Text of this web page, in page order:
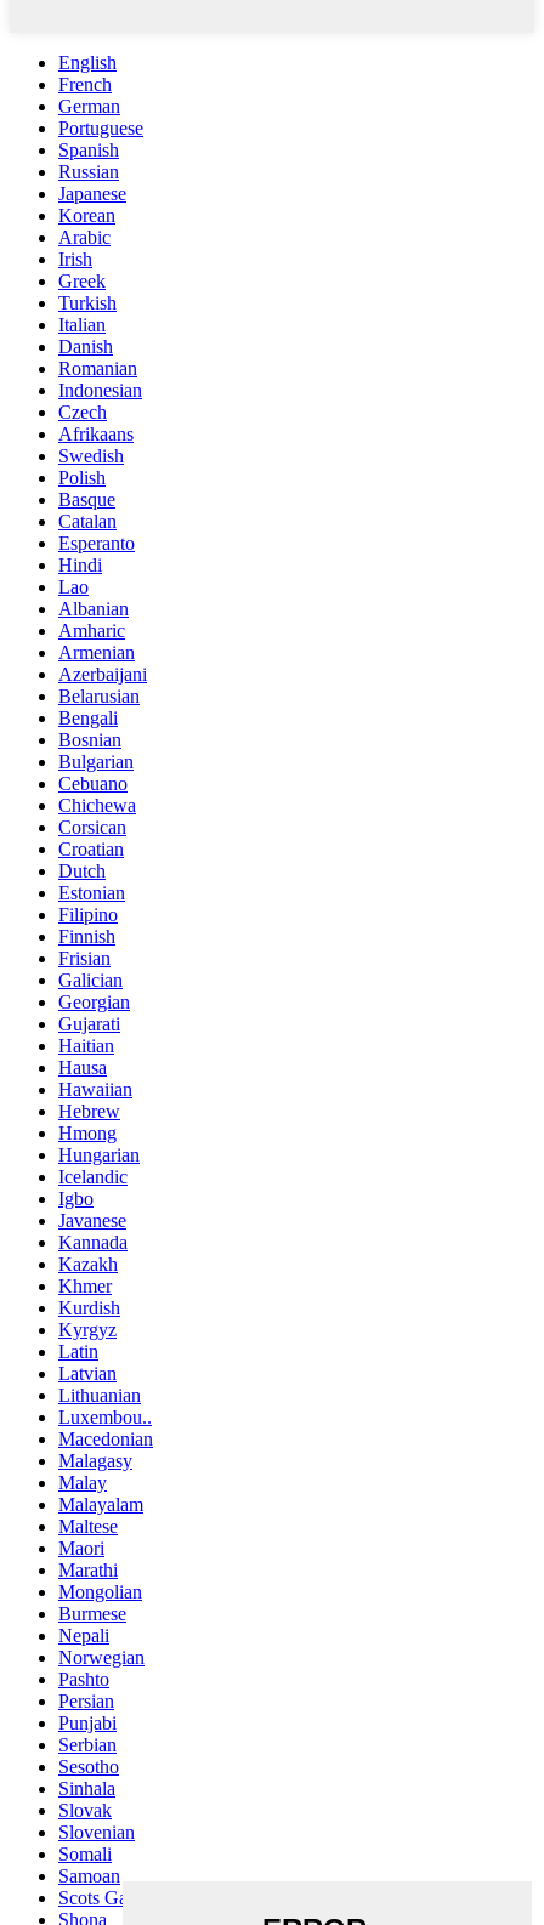
English
French
German
Portuguese
Spanish
Russian
Japanese
Korean
Arabic
Irish
Greek
Turkish
Italian
Danish
Romanian
Indonesian
Czech
Afrikaans
Swedish
Polish
Basque
Catalan
Esperanto
Hindi
Lao
Albanian
Amharic
Armenian
Azerbaijani
Belarusian
Bengali
Bosnian
Bulgarian
Cebuano
Chichewa
Corsican
Croatian
Dutch
Estonian
Filipino
Finnish
Frisian
Galician
Georgian
Gujarati
Haitian
Hausa
Hawaiian
Hebrew
Hmong
Hungarian
Icelandic
Igbo
Javanese
Kannada
Kazakh
Khmer
Kurdish
Kyrgyz
Latin
Latvian
Lithuanian
Luxembou..
Macedonian
Malagasy
Malay
Malayalam
Maltese
Maori
Marathi
Mongolian
Burmese
Nepali
Norwegian
Pashto
Persian
Punjabi
Serbian
Sesotho
Sinhala
Slovak
Slovenian
Somali
Samoan
Scots Gaelic
Shona